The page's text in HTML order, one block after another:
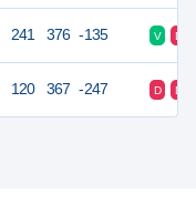
241 376 -135 V D
120 367 -247 D D